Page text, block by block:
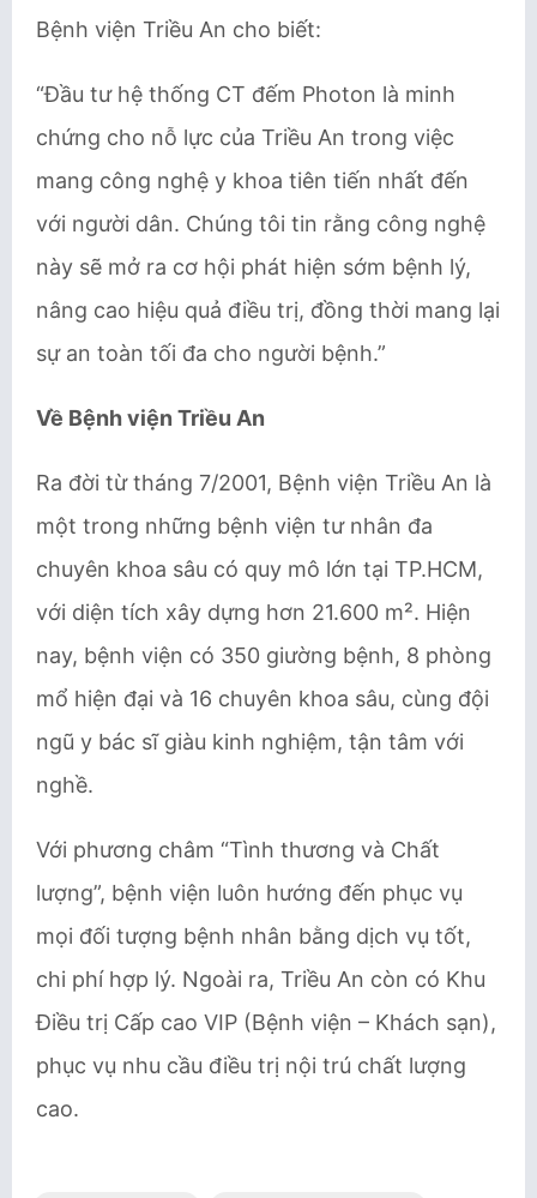
Bệnh viện Triều An cho biết:
“Đầu tư hệ thống CT đếm Photon là minh
chứng cho nỗ lực của Triều An trong việc
mang công nghệ y khoa tiên tiến nhất đến
với người dân. Chúng tôi tin rằng công nghệ
này sẽ mở ra cơ hội phát hiện sớm bệnh lý,
nâng cao hiệu quả điều trị, đồng thời mang lại
sự an toàn tối đa cho người bệnh.”
Về Bệnh viện Triều An
Ra đời từ tháng 7/2001, Bệnh viện Triều An là
một trong những bệnh viện tư nhân đa
chuyên khoa sâu có quy mô lớn tại TP.HCM,
với diện tích xây dựng hơn 21.600 m². Hiện
nay, bệnh viện có 350 giường bệnh, 8 phòng
mổ hiện đại và 16 chuyên khoa sâu, cùng đội
ngũ y bác sĩ giàu kinh nghiệm, tận tâm với
nghề.
Với phương châm “Tình thương và Chất
lượng”, bệnh viện luôn hướng đến phục vụ
mọi đối tượng bệnh nhân bằng dịch vụ tốt,
chi phí hợp lý. Ngoài ra, Triều An còn có Khu
Điều trị Cấp cao VIP (Bệnh viện – Khách sạn),
phục vụ nhu cầu điều trị nội trú chất lượng
cao.